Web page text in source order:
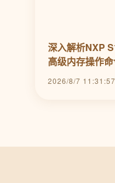
深入解析NXP
高级内存操作
2026/8/7 11:31:57